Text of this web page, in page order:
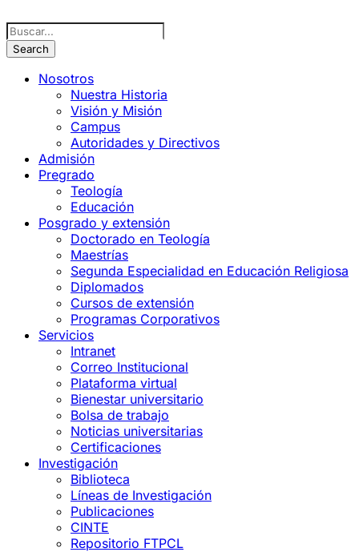
Nosotros
Nuestra Historia
Visión y Misión
Campus
Autoridades y Directivos
Admisión
Pregrado
Teología
Educación
Posgrado y extensión
Doctorado en Teología
Maestrías
Segunda Especialidad en Educación Religiosa
Diplomados
Cursos de extensión
Programas Corporativos
Servicios
Intranet
Correo Institucional
Plataforma virtual
Bienestar universitario
Bolsa de trabajo
Noticias universitarias
Certificaciones
Investigación
Biblioteca
Líneas de Investigación
Publicaciones
CINTE
Repositorio FTPCL